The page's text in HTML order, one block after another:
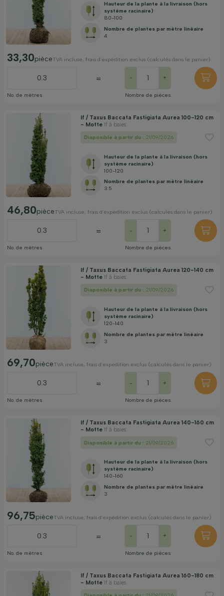
Hauteur de la plante à la livraison (hors
système racinaire)
80-100
Nombre de plantes par mètre linéaire
4
33,30pièceTVA incluse, frais d’expédition exclus (calculés dans le panier)
No. de mètres
= - +
Nombre de pièces
If / Taxus Baccata Fastigiata Aurea 100-120 cm
- Motte If à baies
Disponible à partir du : 21/09/2026
Hauteur de la plante à la livraison (hors
système racinaire)
100-120
Nombre de plantes par mètre linéaire
3.5
46,80pièceTVA incluse, frais d’expédition exclus (calculés dans le panier)
No. de mètres
= - +
Nombre de pièces
If / Taxus Baccata Fastigiata Aurea 120-140 cm
- Motte If à baies
Disponible à partir du : 21/09/2026
Hauteur de la plante à la livraison (hors
système racinaire)
120-140
Nombre de plantes par mètre linéaire
3
69,70pièceTVA incluse, frais d’expédition exclus (calculés dans le panier)
No. de mètres
= - +
Nombre de pièces
If / Taxus Baccata Fastigiata Aurea 140-160 cm
- Motte If à baies
Disponible à partir du : 21/09/2026
Hauteur de la plante à la livraison (hors
système racinaire)
140-160
Nombre de plantes par mètre linéaire
3
96,75pièceTVA incluse, frais d’expédition exclus (calculés dans le panier)
No. de mètres
= - +
Nombre de pièces
If / Taxus Baccata Fastigiata Aurea 160-180 cm
- Motte If à baies